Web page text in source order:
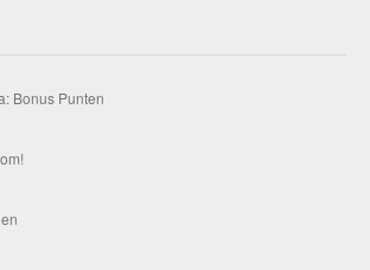
Bonus Punten